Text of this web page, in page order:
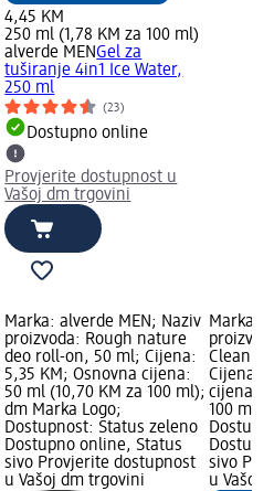
4,45 KM
250 ml (1,78 KM za 100 ml)
alverde MENGel za
tuširanje 4in1 Ice Water,
250 ml
(23)
Dostupno online
Provjerite dostupnost u
Vašoj dm trgovini
Marka: alverde MEN; Naziv
proizvoda: Rough nature
deo roll-on, 50 ml; Cijena:
5,35 KM; Osnovna cijena:
50 ml (10,70 KM za 100 ml);
dm Marka Logo;
Dostupnost: Status zeleno
Dostupno online, Status
sivo Provjerite dostupnost
u Vašoj dm trgovini
Marka:
Clean
Cijena:
cijena:
100 ml);
sivo
u Vašoj